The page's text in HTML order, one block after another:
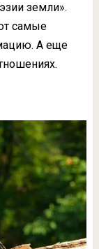
земли».
самые
А еще